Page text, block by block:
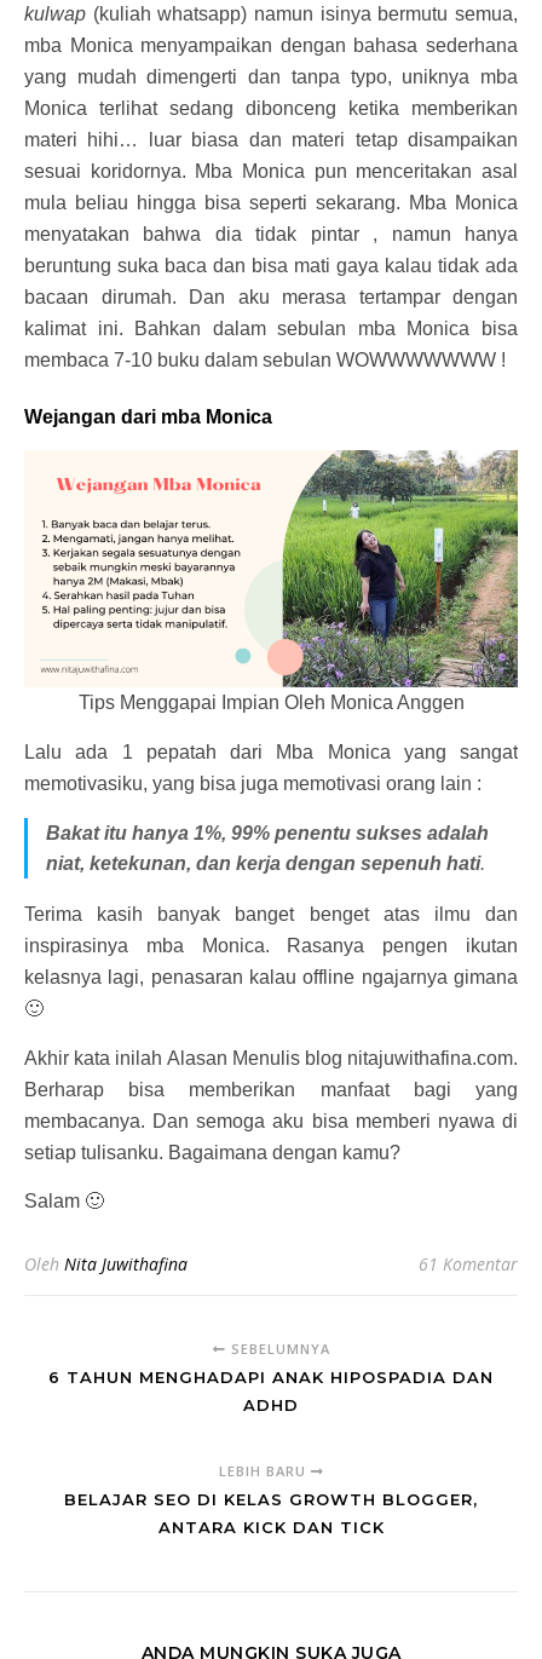
kulwap (kuliah whatsapp) namun isinya bermutu semua,
mba Monica menyampaikan dengan bahasa sederhana
yang mudah dimengerti dan tanpa typo, uniknya mba
Monica terlihat sedang dibonceng ketika memberikan
materi hihi… luar biasa dan materi tetap disampaikan
sesuai koridornya. Mba Monica pun menceritakan asal
mula beliau hingga bisa seperti sekarang. Mba Monica
menyatakan bahwa dia tidak pintar , namun hanya
beruntung suka baca dan bisa mati gaya kalau tidak ada
bacaan dirumah. Dan aku merasa tertampar dengan
kalimat ini. Bahkan dalam sebulan mba Monica bisa
membaca 7-10 buku dalam sebulan WOWWWWWWW !
Wejangan dari mba Monica
Tips Menggapai Impian Oleh Monica Anggen
Lalu ada 1 pepatah dari Mba Monica yang sangat
memotivasiku, yang bisa juga memotivasi orang lain :
Bakat itu hanya 1%, 99% penentu sukses adalah
niat, ketekunan, dan kerja dengan sepenuh hati.
Terima kasih banyak banget benget atas ilmu dan
inspirasinya mba Monica. Rasanya pengen ikutan
kelasnya lagi, penasaran kalau offline ngajarnya gimana
🙂
Akhir kata inilah Alasan Menulis blog nitajuwithafina.com.
Berharap bisa memberikan manfaat bagi yang
membacanya. Dan semoga aku bisa memberi nyawa di
setiap tulisanku. Bagaimana dengan kamu?
Salam 🙂
Oleh Nita Juwithafina 61 Komentar
SEBELUMNYA
6 TAHUN MENGHADAPI ANAK HIPOSPADIA DAN
ADHD
LEBIH BARU
BELAJAR SEO DI KELAS GROWTH BLOGGER,
ANTARA KICK DAN TICK
ANDA MUNGKIN SUKA JUGA